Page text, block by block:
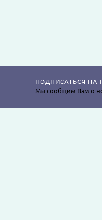
ПОДПИСАТЬСЯ НА
Мы сообщим Вам о